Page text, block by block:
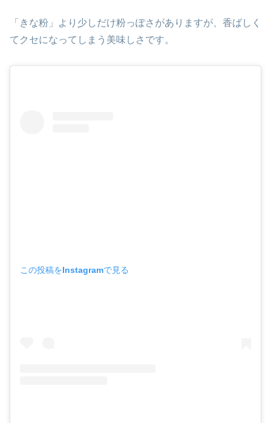
「きな粉」より少しだけ粉っぽさがありますが、香ばしく
てクセになってしまう美味しさです。
この投稿をInstagramで見る